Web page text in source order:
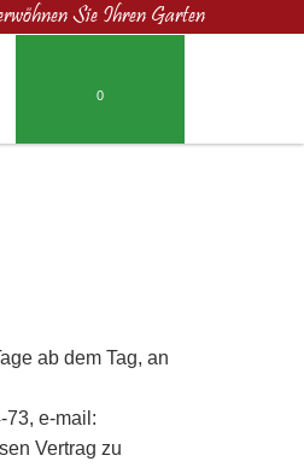
Sie Ihren Garten
0
ab dem Tag, an
73, e-mail:
Vertrag zu